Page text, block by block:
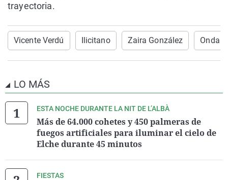
trayectoria.
Vicente Verdú Ilicitano Zaira González Onda
LO MÁS
ESTA NOCHE DURANTE LA NIT DE L’ALBÀ
Más de 64.000 cohetes y 450 palmeras de
fuegos artificiales para iluminar el cielo de
Elche durante 45 minutos
FIESTAS